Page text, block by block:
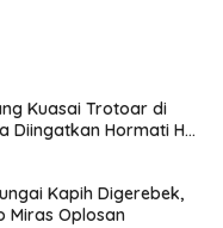
Kuasai Trotoar di
Diingatkan Hormati Hak
Kapih Digerebek,
Miras Oplosan